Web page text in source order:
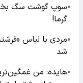
●سوپ گوشت سگ
گرما!
●مردی با لباس
شد
●هایده: من